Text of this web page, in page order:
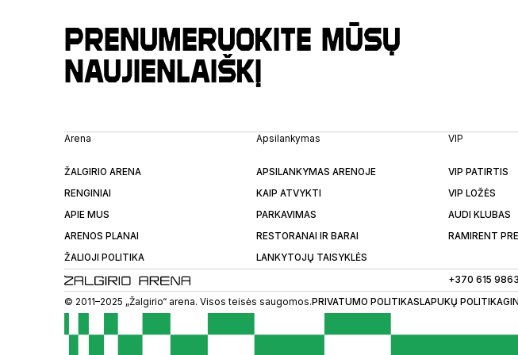
Prenumeruokite mūsų
naujienlaiškį
Arena
ŽALGIRIO ARENA
RENGINIAI
APIE MUS
ARENOS PLANAI
ŽALIOJI POLITIKA
Apsilankymas
APSILANKYMAS ARENOJE
KAIP ATVYKTI
PARKAVIMAS
RESTORANAI IR BARAI
LANKYTOJŲ TAISYKLĖS
VIP
VIP PATIRTIS
VIP LOŽĖS
AUDI KLUBAS
RAMIRENT
+370 615
© 2011–2025 „Žalgirio“ arena. Visos teisės saugomos. PRIVATUMO POLITIKASLAPUKŲ POLITIKA